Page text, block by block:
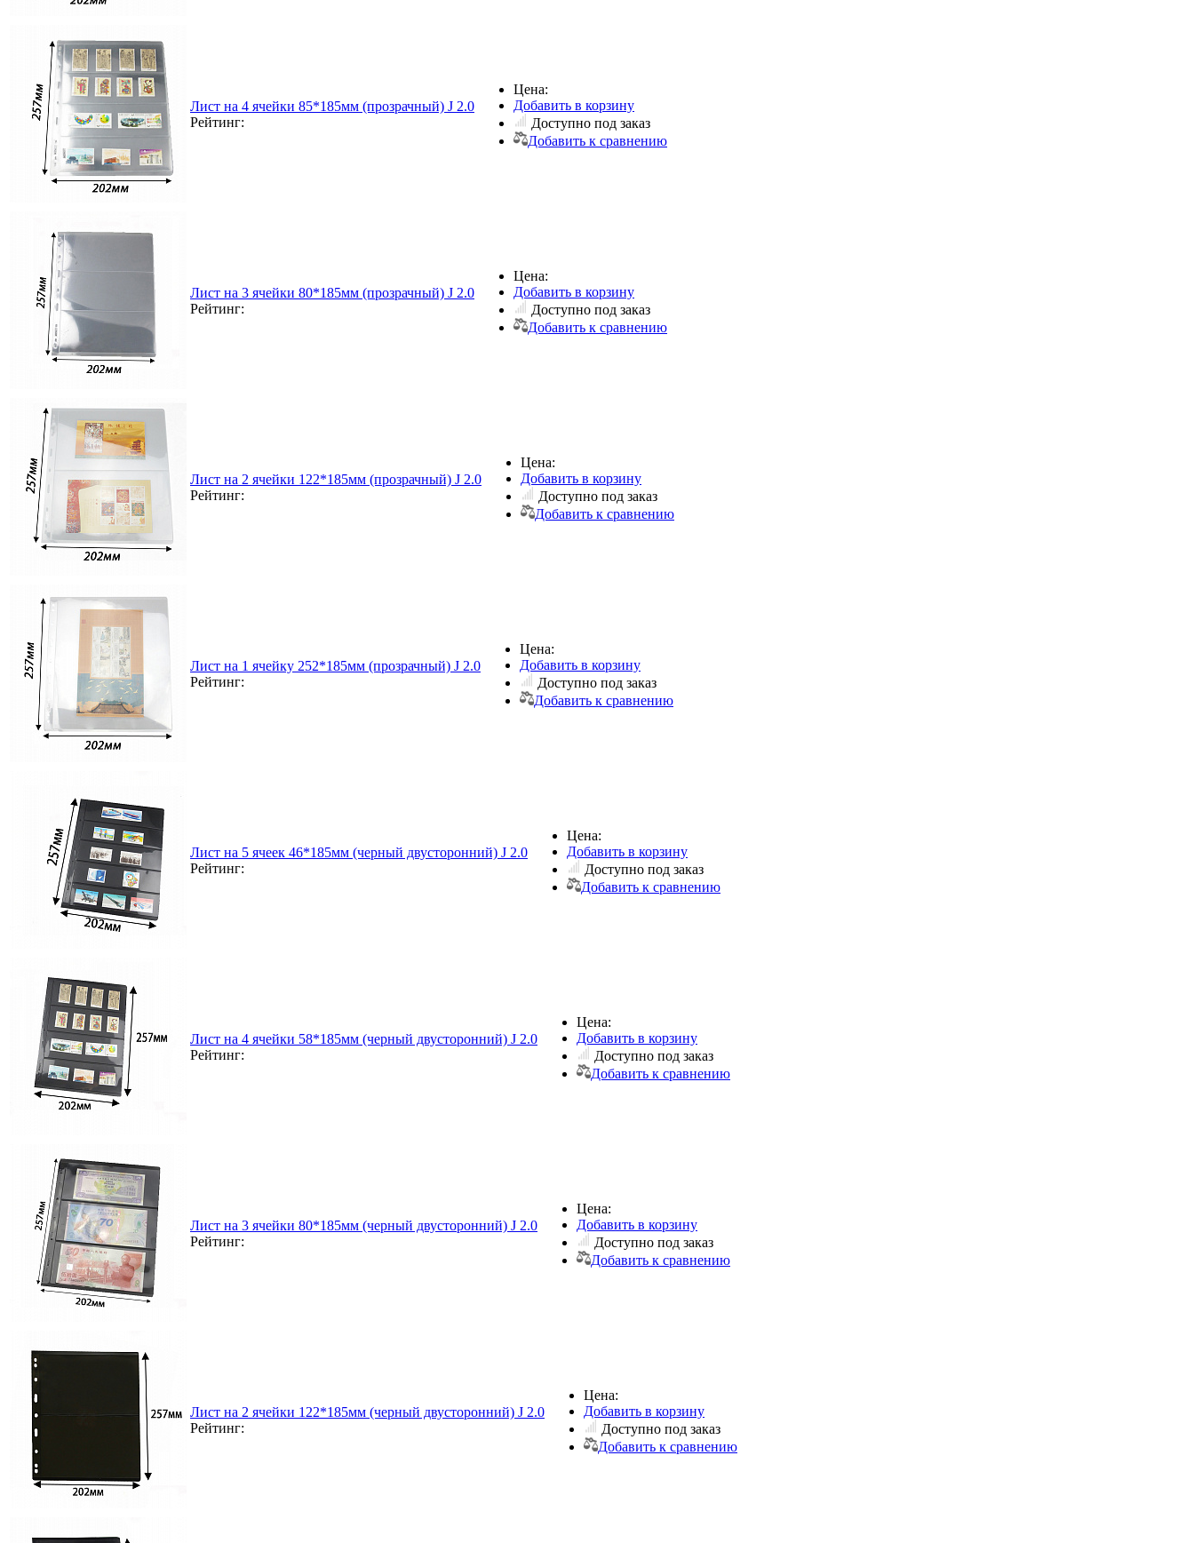
Лист на 4 ячейки 85*185мм (прозрачный) J 2.0
Рейтинг:
Цена:
Добавить в корзину
Доступно под заказ
Добавить к сравнению
Лист на 3 ячейки 80*185мм (прозрачный) J 2.0
Рейтинг:
Цена:
Добавить в корзину
Доступно под заказ
Добавить к сравнению
Лист на 2 ячейки 122*185мм (прозрачный) J 2.0
Рейтинг:
Цена:
Добавить в корзину
Доступно под заказ
Добавить к сравнению
Лист на 1 ячейку 252*185мм (прозрачный) J 2.0
Рейтинг:
Цена:
Добавить в корзину
Доступно под заказ
Добавить к сравнению
Лист на 5 ячеек 46*185мм (черный двусторонний) J 2.0
Рейтинг:
Цена:
Добавить в корзину
Доступно под заказ
Добавить к сравнению
Лист на 4 ячейки 58*185мм (черный двусторонний) J 2.0
Рейтинг:
Цена:
Добавить в корзину
Доступно под заказ
Добавить к сравнению
Лист на 3 ячейки 80*185мм (черный двусторонний) J 2.0
Рейтинг:
Цена:
Добавить в корзину
Доступно под заказ
Добавить к сравнению
Лист на 2 ячейки 122*185мм (черный двусторонний) J 2.0
Рейтинг:
Цена:
Добавить в корзину
Доступно под заказ
Добавить к сравнению